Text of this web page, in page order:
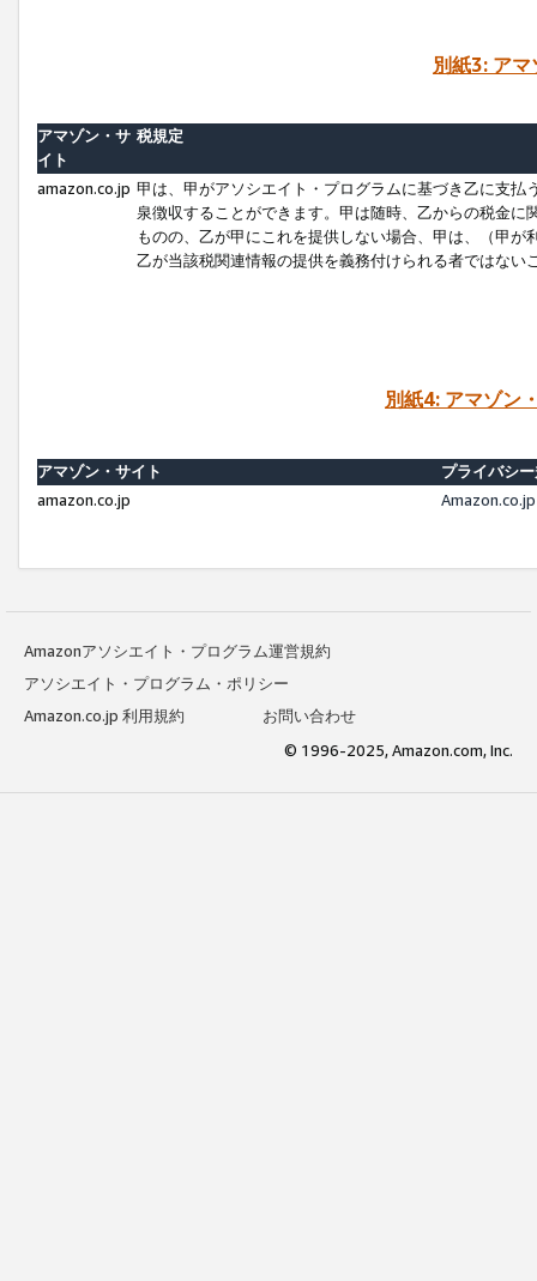
別紙3: ア
アマゾン・サ
イト
税規定
amazon.co.jp 甲は、甲がアソシエイト・プログラムに基づき乙に支
泉徴収することができます。甲は随時、乙からの税金
ものの、乙が甲にこれを提供しない場合、甲は、（甲
乙が当該税関連情報の提供を義務付けられる者ではな
別紙4: アマゾン
アマゾン・サイト
プライバシ
amazon.co.jp
Amazonアソシエイト・プログラム運営規約
アソシエイト・プログラム・ポリシー
Amazon.co.jp 利用規約
お問い合わせ
© 1996-2025, Amazon.com, Inc.